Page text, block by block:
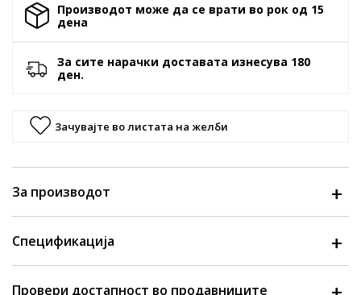
Производот може да се врати во рок од 15
денa
За сите нарачки доставата изнесува 180
ден.
Зачувајте во листата на желби
За производот
Спецификација
Провери достапност во продавниците